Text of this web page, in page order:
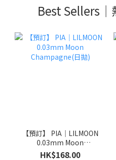
Best Sellers
【預訂】 PIA｜LILMOON
0.03mm Moon
Champagne(日拋)
HK$168.00